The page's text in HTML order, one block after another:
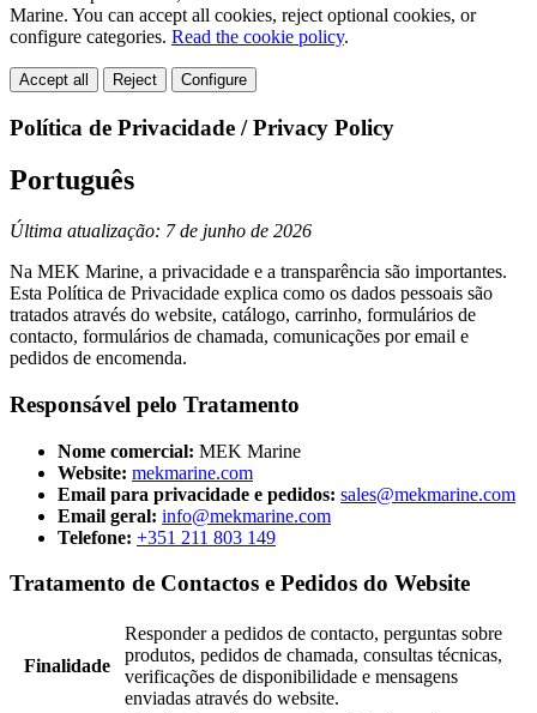
Marine. You can accept all cookies, reject optional cookies, or
configure categories. Read the cookie policy.
Accept all Reject Configure
Política de Privacidade / Privacy Policy
Português
Última atualização: 7 de junho de 2026
Na MEK Marine, a privacidade e a transparência são importantes.
Esta Política de Privacidade explica como os dados pessoais são
tratados através do website, catálogo, carrinho, formulários de
contacto, formulários de chamada, comunicações por email e
pedidos de encomenda.
Responsável pelo Tratamento
Nome comercial: MEK Marine
Website: mekmarine.com
Email para privacidade e pedidos: sales@mekmarine.com
Email geral: info@mekmarine.com
Telefone: +351 211 803 149
Tratamento de Contactos e Pedidos do Website
Finalidade
Responder a pedidos de contacto, perguntas sobre
produtos, pedidos de chamada, consultas técnicas,
verificações de disponibilidade e mensagens
enviadas através do website.